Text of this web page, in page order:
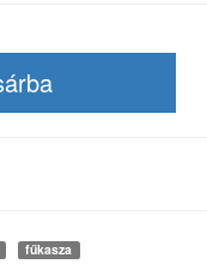
fűkasza